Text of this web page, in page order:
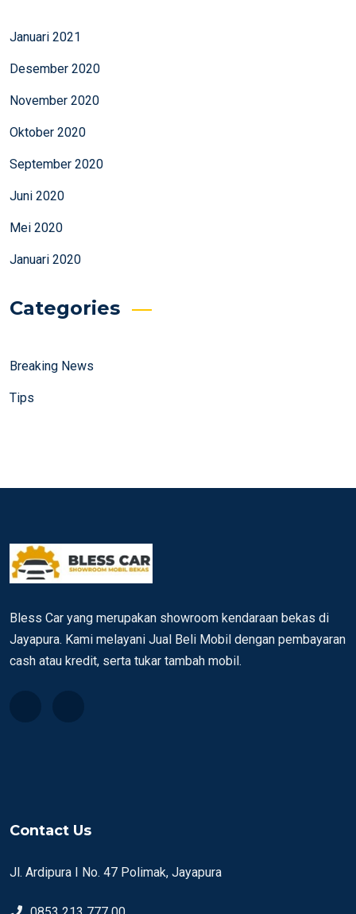
Januari 2021
Desember 2020
November 2020
Oktober 2020
September 2020
Juni 2020
Mei 2020
Januari 2020
Categories
Breaking News
Tips
Bless Car yang merupakan showroom kendaraan bekas di
Jayapura. Kami melayani Jual Beli Mobil dengan pembayaran
cash atau kredit, serta tukar tambah mobil.
Contact Us
Jl. Ardipura I No. 47 Polimak, Jayapura